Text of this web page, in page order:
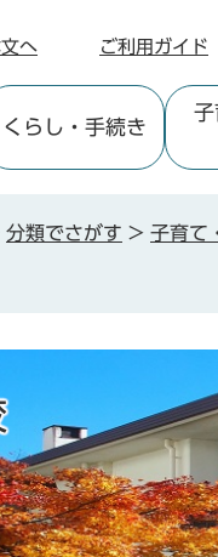
へ ご利用ガイド
くらし ・手続き
子
分類でさがす > 子育て